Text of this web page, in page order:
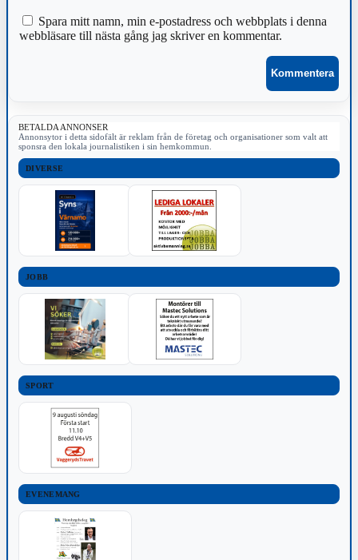
Spara mitt namn, min e-postadress och webbplats i denna
webbläsare till nästa gång jag skriver en kommentar.
BETALDA ANNONSER
Annonsytor i detta sidofält är reklam från de företag och organisationer som valt att
sponsra den lokala journalistiken i sin hemkommun.
DIVERSE
JOBB
SPORT
EVENEMANG